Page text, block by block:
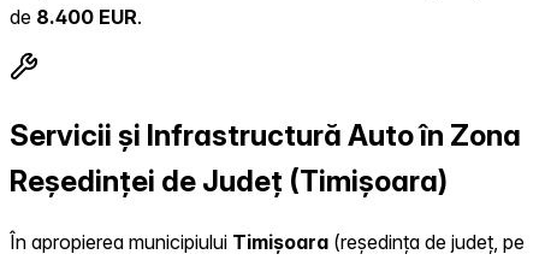
de 8.400 EUR.
Servicii și Infrastructură Auto în Zona
Reședinței de Județ (Timișoara)
În apropierea municipiului Timișoara (reședința de județ, pe